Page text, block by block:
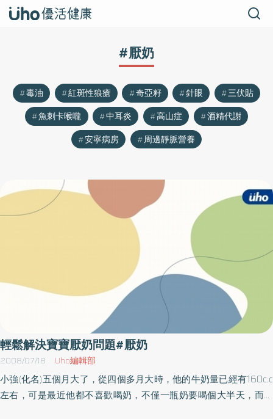
#厭奶
毒油 紅斑性狼瘡 奇亞籽 針眼
三伏貼
魚刺卡喉嚨
中耳炎 高山症
酒精代謝
安寧病房
周邊靜脈營養
輕鬆解決寶寶厭奶問題#厭奶
2008/07/18 Uho編輯部
小強(化名)五個月大了，從四個多月大時，他的牛奶量已經有160c.c
左右，可是最近他都不喜歡喝奶，不僅一瓶奶要喝個大半天，而且